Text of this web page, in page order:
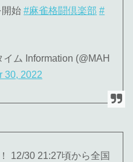
開始#麻雀格闘倶楽部 #
ム Information (@MAH
30, 2022
12/30 21:27頃から全国